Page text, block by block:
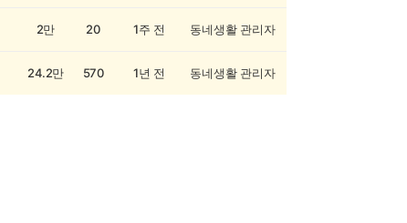
2만 20 1주 전 동네생활 관리자
24.2만 570 1년 전 동네생활 관리자